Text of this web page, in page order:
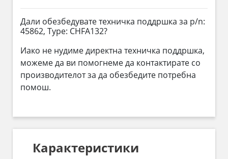
Дали обезбедувате техничка поддршка за p/n:
45862, Type: CHFA132?
Иако не нудиме директна техничка поддршка,
можеме да ви помогнеме да контактирате со
производителот за да обезбедите потребна
помош.
Карактеристики